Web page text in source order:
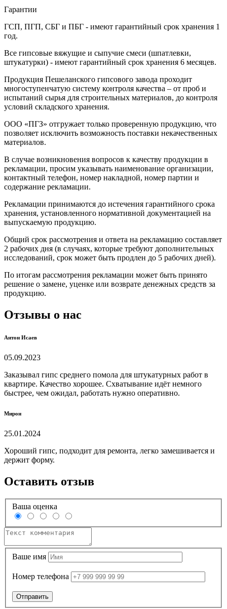
Гарантии
ГСП, ПГП, СБГ и ПБГ - имеют гарантийный срок хранения 1
год.
Все гипсовые вяжущие и сыпучие смеси (шпатлевки,
штукатурки) - имеют гарантийный срок хранения 6 месяцев.
Продукция Пешеланского гипсового завода проходит
многоступенчатую систему контроля качества – от проб и
испытаний сырья для строительных материалов, до контроля
условий складского хранения.
ООО «ПГЗ» отгружает только проверенную продукцию, что
позволяет исключить возможность поставки некачественных
материалов.
В случае возникновения вопросов к качеству продукции в
рекламации, просим указывать наименование организации,
контактный телефон, номер накладной, номер партии и
содержание рекламации.
Рекламации принимаются до истечения гарантийного срока
хранения, установленного нормативной документацией на
выпускаемую продукцию.
Общий срок рассмотрения и ответа на рекламацию составляет
2 рабочих дня (в случаях, которые требуют дополнительных
исследований, срок может быть продлен до 5 рабочих дней).
По итогам рассмотрения рекламации может быть принято
решение о замене, уценке или возврате денежных средств за
продукцию.
Отзывы о нас
Антон Исаев
05.09.2023
Заказывал гипс среднего помола для штукатурных работ в
квартире. Качество хорошее. Схватывание идёт немного
быстрее, чем ожидал, работать нужно оперативно.
Мирон
25.01.2024
Хороший гипс, подходит для ремонта, легко замешивается и
держит форму.
Оставить отзыв
Ваша оценка
Ваше имя
Номер телефона